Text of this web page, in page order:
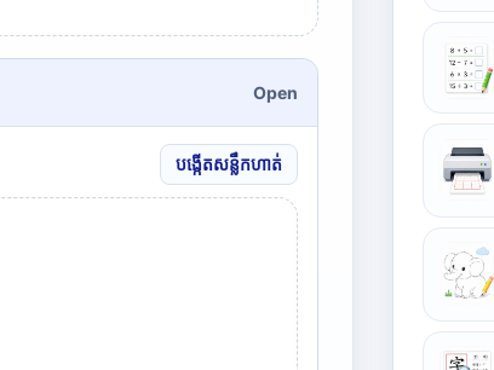
Open
បង្កើតសន្លឹកហាត់